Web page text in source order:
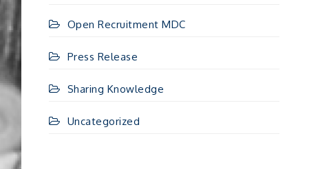
Open Recruitment MDC
Press Release
Sharing Knowledge
Uncategorized